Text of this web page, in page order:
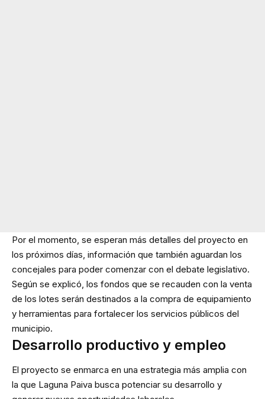
Por el momento, se esperan más detalles del proyecto en
los próximos días, información que también aguardan los
concejales para poder comenzar con el debate legislativo.
Según se explicó, los fondos que se recauden con la venta
de los lotes serán destinados a la compra de equipamiento
y herramientas para fortalecer los servicios públicos del
municipio.
Desarrollo productivo y empleo
El proyecto se enmarca en una estrategia más amplia con
la que Laguna Paiva busca potenciar su desarrollo y